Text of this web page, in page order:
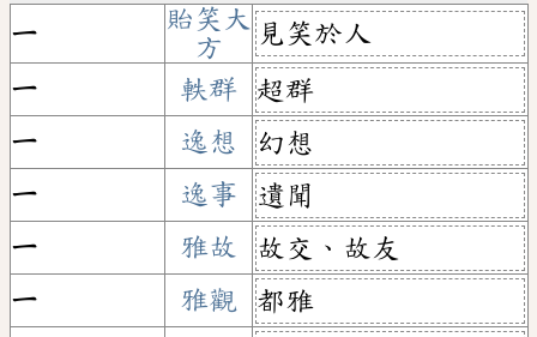
ㄧ
貽笑大
方
見笑於人
ㄧ
軼群
超群
ㄧ
逸想
幻想
ㄧ
逸事
遺聞
ㄧ
雅故
故交、故友
ㄧ
雅觀
都雅